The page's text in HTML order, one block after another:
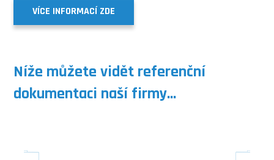
VÍCE INFORMACÍ ZDE
Níže můžete vidět referenční
dokumentaci naší firmy...